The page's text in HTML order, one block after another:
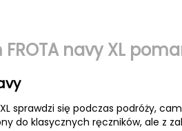
navy XL
sprawdzi się podczas podróży,
do klasycznych ręczników, ale z